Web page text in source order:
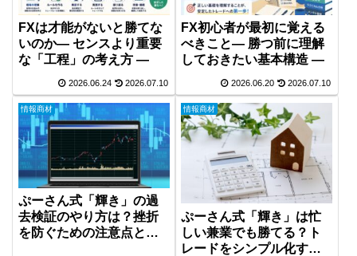
FXは才能がないと勝てな
いのか― センスより重要
な「工程」の考え方 ―
2026.06.24 2026.07.10
FX初心者が最初に覚える
べきこと― 勝つ前に理解
しておきたい基本構造 ―
2026.06.20 2026.07.10
情報商材
ぷーさん式「輝き」の過
去検証のやり方は？挫折
を防ぐための注意点と実
情報商材
ぷーさん式「輝き」は忙
しい兼業でも勝てる？ト
レードをシンプル化する